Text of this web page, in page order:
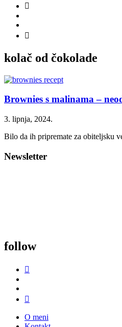
kolač od čokolade
Brownies s malinama –
3. lipnja, 2024.
Bilo da ih pripremate za obiteljsku
Newsletter
follow
O meni